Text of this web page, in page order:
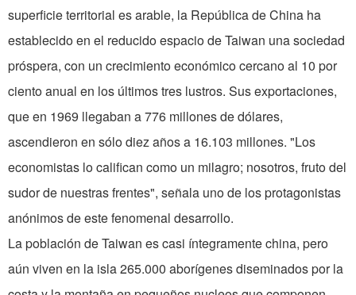
superficie territorial es arable, la República de China ha
establecido en el reducido espacio de Taiwan una sociedad
próspera, con un crecimiento económico cercano al 10 por
ciento anual en los últimos tres lustros. Sus exportaciones,
que en 1969 llegaban a 776 millones de dólares,
ascendieron en sólo diez años a 16.103 millones. "Los
economistas lo califican como un milagro; nosotros, fruto del
sudor de nuestras frentes", señala uno de los protagonistas
anónimos de este fenomenal desarrollo.
La población de Taiwan es casi íntegramente china, pero
aún viven en la isla 265.000 aborígenes diseminados por la